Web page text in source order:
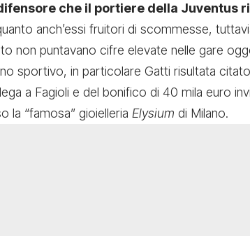
che il portiere della Juventus
anch’essi fruitori di scommesse,
non puntavano cifre elevate nelle gare
sportivo, in particolare Gatti risultata
a Fagioli e del bonifico di 40 mila euro
la “famosa” gioielleria Elysium di Milano.